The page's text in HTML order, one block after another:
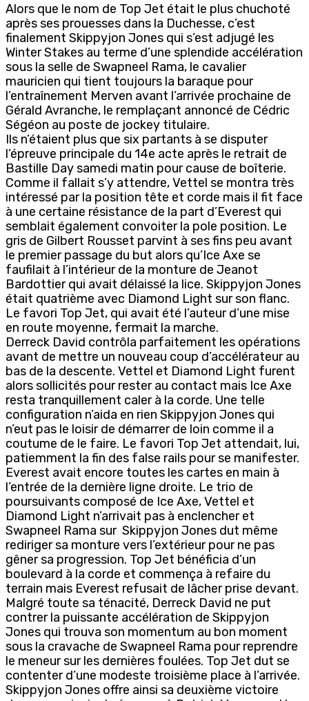
Alors que le nom de Top Jet était le plus chuchoté
après ses prouesses dans la Duchesse, c’est
finalement Skippyjon Jones qui s’est adjugé les
Winter Stakes au terme d’une splendide accélération
sous la selle de Swapneel Rama, le cavalier
mauricien qui tient toujours la baraque pour
l’entraînement Merven avant l’arrivée prochaine de
Gérald Avranche, le remplaçant annoncé de Cédric
Ségéon au poste de jockey titulaire.
Ils n’étaient plus que six partants à se disputer
l’épreuve principale du 14e acte après le retrait de
Bastille Day samedi matin pour cause de boîterie.
Comme il fallait s’y attendre, Vettel se montra très
intéressé par la position tête et corde mais il fit face
à une certaine résistance de la part d’Everest qui
semblait également convoiter la pole position. Le
gris de Gilbert Rousset parvint à ses fins peu avant
le premier passage du but alors qu’Ice Axe se
faufilait à l’intérieur de la monture de Jeanot
Bardottier qui avait délaissé la lice. Skippyjon Jones
était quatrième avec Diamond Light sur son flanc.
Le favori Top Jet, qui avait été l’auteur d’une mise
en route moyenne, fermait la marche.
Derreck David contrôla parfaitement les opérations
avant de mettre un nouveau coup d’accélérateur au
bas de la descente. Vettel et Diamond Light furent
alors sollicités pour rester au contact mais Ice Axe
resta tranquillement caler à la corde. Une telle
configuration n’aida en rien Skippyjon Jones qui
n’eut pas le loisir de démarrer de loin comme il a
coutume de le faire. Le favori Top Jet attendait, lui,
patiemment la fin des false rails pour se manifester.
Everest avait encore toutes les cartes en main à
l’entrée de la dernière ligne droite. Le trio de
poursuivants composé de Ice Axe, Vettel et
Diamond Light n’arrivait pas à enclencher et
Swapneel Rama sur Skippyjon Jones dut même
rediriger sa monture vers l’extérieur pour ne pas
gêner sa progression. Top Jet bénéficia d’un
boulevard à la corde et commença à refaire du
terrain mais Everest refusait de lâcher prise devant.
Malgré toute sa ténacité, Derreck David ne put
contrer la puissante accélération de Skippyjon
Jones qui trouva son momentum au bon moment
sous la cravache de Swapneel Rama pour reprendre
le meneur sur les dernières foulées. Top Jet dut se
contenter d’une modeste troisième place à l’arrivée.
Skippyjon Jones offre ainsi sa deuxième victoire